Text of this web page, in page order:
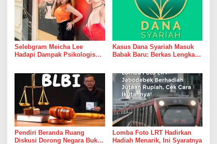
Selebgram Meicha Lee
Hadapi Dampak Psikologis
Psikiater
Kasus Dana Syariah Masuk
Babak Baru: Berkas Lengkap,
Pendiri Beranda Ruang
Diskusi Dorong Negara Buka
Lomba Foto LRT Hadirkan
Hadiah Menarik, Ini Syaratnya